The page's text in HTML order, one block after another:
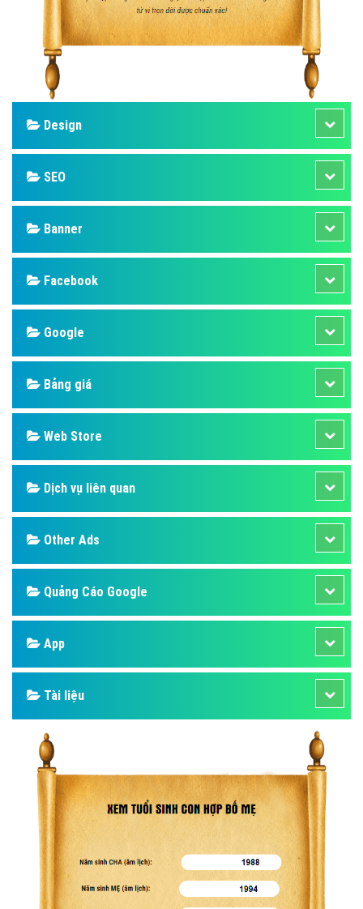
Design
SEO
Banner
Facebook
Google
Bảng giá
Web Store
Dịch vụ liên quan
Other Ads
Quảng Cáo Google
App
Tài liệu